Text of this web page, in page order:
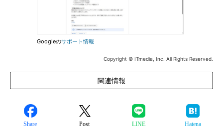
Googleのサポート情報
Copyright © ITmedia, Inc. All Rights Reserved.
関連情報
Share Post LINE Hatena